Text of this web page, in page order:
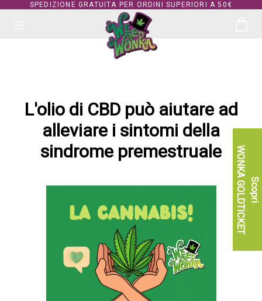
SPEDIZIONE GRATUITA PER ORDINI SUPERIORI A 50€
Scopri
WONKA GOLDTICKET
L'olio di CBD può aiutare ad
alleviare i sintomi della
sindrome premestruale